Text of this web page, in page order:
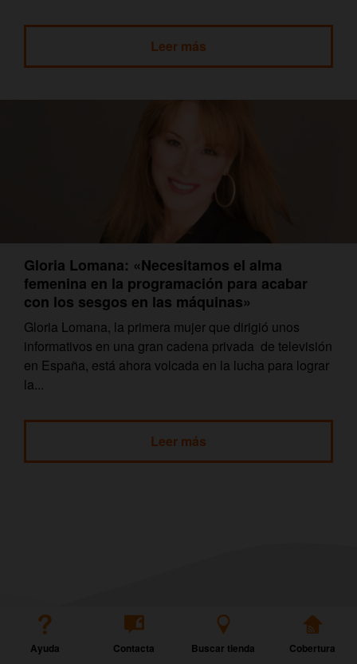
Leer más
Gloria Lomana: «Necesitamos el alma
femenina en la programación para acabar
con los sesgos en las máquinas»
Gloria Lomana, la primera mujer que dirigió unos
informativos en una gran cadena privada de televisión
en España, está ahora volcada en la lucha para lograr
la...
Leer más
Ayuda Contacta Buscar tienda Cobertura